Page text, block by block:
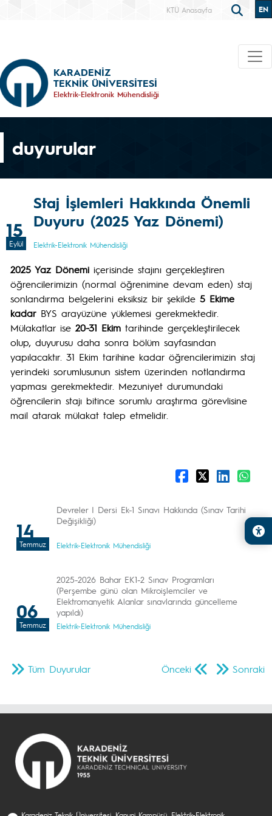
KTÜ Anasayfa EN
KARADENİZ
TEKNİK ÜNİVERSİTESİ
Elektrik-Elektronik Mühendisliği
duyurular
15
Eylül
Staj İşlemleri Hakkında Önemli
Duyuru (2025 Yaz Dönemi)
Elektrik-Elektronik Mühendisliği
2025 Yaz Dönemi içerisinde stajını gerçekleştiren
öğrencilerimizin (normal öğrenimine devam eden) staj
sonlandırma belgelerini eksiksiz bir şekilde 5 Ekime
kadar BYS arayüzüne yüklemesi gerekmektedir.
Mülakatlar ise 20-31 Ekim tarihinde gerçekleştirilecek
olup, duyurusu daha sonra bölüm sayfasından
yapılacaktır. 31 Ekim tarihine kadar öğrencilerimizin staj
yerindeki sorumlusunun sistem üzerinden notlandırma
yapması gerekmektedir. Mezuniyet durumundaki
öğrencilerin stajı bitince sorumlu araştırma görevlisine
mail atarak mülakat talep etmelidir.
14
Temmuz
Devreler I Dersi Ek-1 Sınavı Hakkında (Sınav Tarihi
Değişikliği)
Elektrik-Elektronik Mühendisliği
06
Temmuz
2025-2026 Bahar EK1-2 Sınav Programları
(Perşembe günü olan Mikroişlemciler ve
Elektromanyetik Alanlar sınavlarında güncelleme
yapıldı)
Elektrik-Elektronik Mühendisliği
Önceki Sonraki
Tüm Duyurular